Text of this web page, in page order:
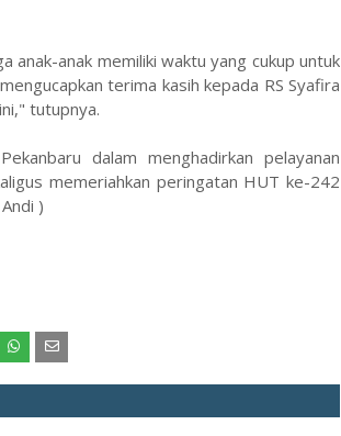
anak-anak memiliki waktu yang cukup untuk
terima kasih kepada RS Syafira
tutupnya.
dalam menghadirkan pelayanan
memeriahkan peringatan HUT ke-242
)